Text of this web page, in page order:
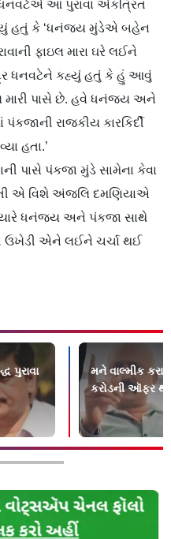
આ પુરાવા એકત્રિત
હતું કે ‘ધનંજય મુંડેએ બહેન
ફાઇલ મારા ઘરે લઈને
ધનવટેને કહ્યું હતું કે હું આવું
પાસે છે. હવે ધનંજય અને
રાજકીય કારકિર્દી
હતા.’
પાસે પંકજા મુંડે સામેના કેવા
એ વિશે અંજલિ દમણિયાએ
ધનંજય અને પંકજા સાથે
ઉખેડી એને લઈને ચર્ચા થઈ
પુરાવા
મને વાલ્મીક
કરોડની ઑફર